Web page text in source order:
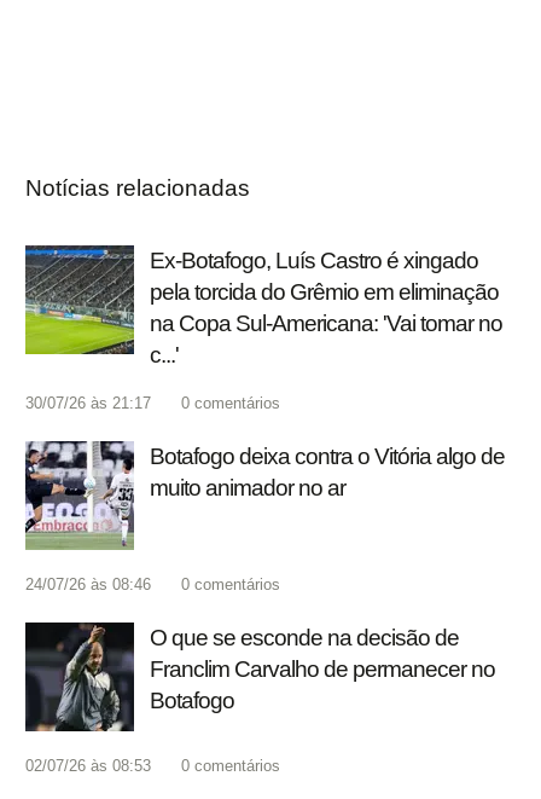
Notícias relacionadas
Ex-Botafogo, Luís Castro é xingado
pela torcida do Grêmio em eliminação
na Copa Sul-Americana: 'Vai tomar no
c...'
30/07/26 às 21:17 0 comentários
Botafogo deixa contra o Vitória algo de
muito animador no ar
24/07/26 às 08:46 0 comentários
O que se esconde na decisão de
Franclim Carvalho de permanecer no
Botafogo
02/07/26 às 08:53 0 comentários